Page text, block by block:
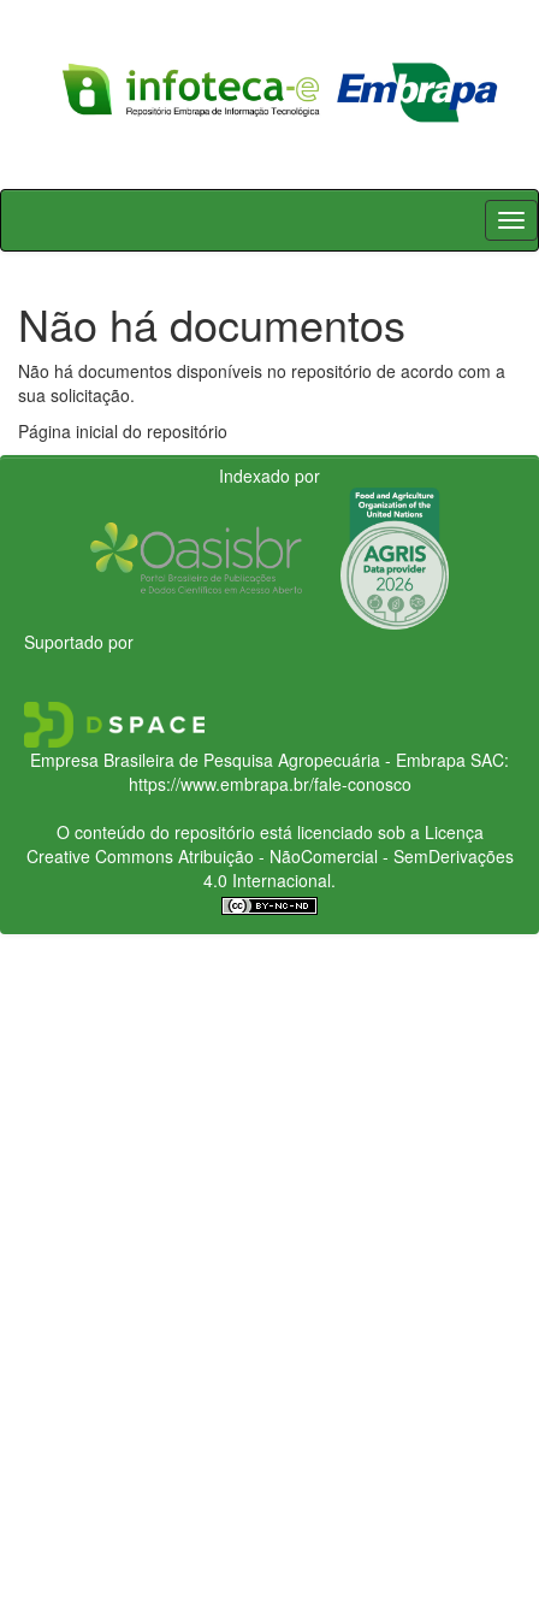
Skip
Não há documentos
Não há documentos disponíveis no repositório de acordo com a
sua solicitação.
Página inicial do repositório
Indexado por
Suportado por
Empresa Brasileira de Pesquisa Agropecuária - Embrapa SAC:
https://www.embrapa.br/fale-conosco
O conteúdo do repositório está licenciado sob a Licença
Creative CommonsAtribuição - NãoComercial - SemDerivações
4.0 Internacional.